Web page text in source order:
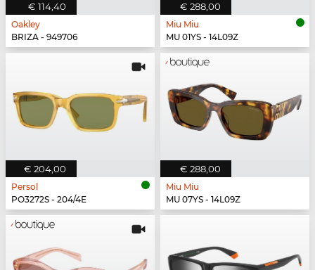
€ 114,40
Oakley
BRIZA - 949706
€ 288,00
Miu Miu
MU 01YS - 14L09Z
€ 204,00
Persol
PO3272S - 204/4E
€ 288,00
Miu Miu
MU 07YS - 14L09Z